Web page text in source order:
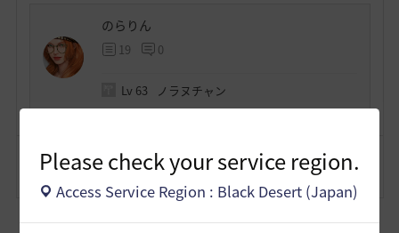
Please check your service region.
Access Service Region : Black Desert (Japan)
のらりん
19 0
Lv 63 ノラヌチャン
コメント0 通報 コメント